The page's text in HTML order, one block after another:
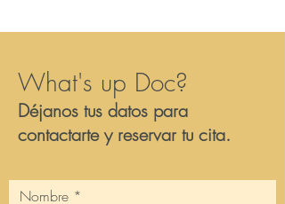
What's up Doc?
Déjanos tus datos para
contactarte y reservar tu cita.
Nombre